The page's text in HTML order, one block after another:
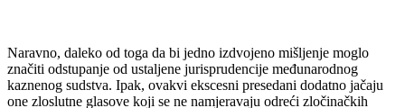
Naravno, daleko od toga da bi jedno izdvojeno mišljenje moglo
značiti odstupanje od ustaljene jurisprudencije međunarodnog
kaznenog sudstva. Ipak, ovakvi ekscesni presedani dodatno jačaju
one zloslutne glasove koji se ne namjeravaju odreći zločinačkih